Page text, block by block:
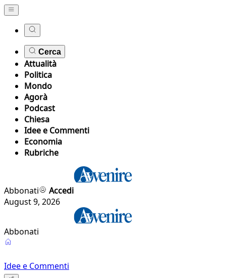
Cerca
Attualità
Politica
Mondo
Agorà
Podcast
Chiesa
Idee e Commenti
Economia
Rubriche
Abbonati
Accedi
August 9, 2026
Abbonati
Idee e Commenti